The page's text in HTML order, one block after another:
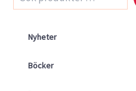
Nyheter
Böcker